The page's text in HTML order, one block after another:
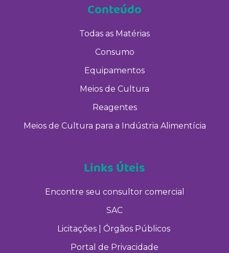
Conteúdo
Todas as Matérias
Consumo
Equipamentos
Meios de Cultura
Reagentes
Meios de Cultura para a Indústria Alimentícia
Links Úteis
Encontre seu consultor comercial
SAC
Licitações | Órgãos Públicos
Portal de Privacidade